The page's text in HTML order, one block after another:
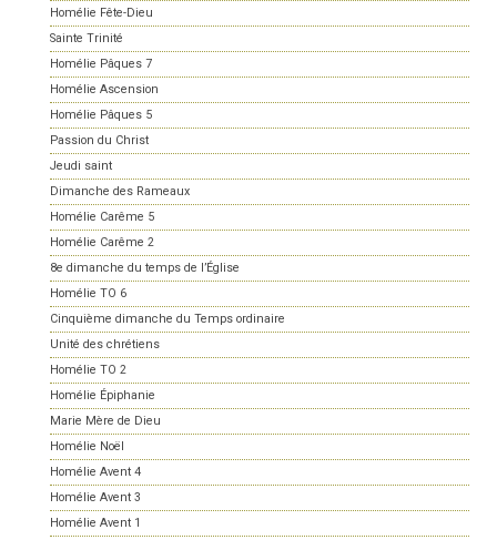
Homélie Fête-Dieu
Sainte Trinité
Homélie Pâques 7
Homélie Ascension
Homélie Pâques 5
Passion du Christ
Jeudi saint
Dimanche des Rameaux
Homélie Carême 5
Homélie Carême 2
8e dimanche du temps de l’Église
Homélie TO 6
Cinquième dimanche du Temps ordinaire
Unité des chrétiens
Homélie TO 2
Homélie Épiphanie
Marie Mère de Dieu
Homélie Noël
Homélie Avent 4
Homélie Avent 3
Homélie Avent 1